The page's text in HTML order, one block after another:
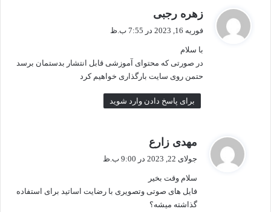
زهره رجبی
فوریه 16, 2023 در 7:55 ب.ظ
با سلام
در صورتی که محتوای آموزشی قابل انتشار بدستمان برسد
حتمن روی سایت بارگذاری خواهیم کرد
برای پاسخ دادن وارد شوید
مهدی زارع
:
جولای 22, 2023 در 9:00 ب.ظ
سلام وقت بخیر
فایل های صوتی وتصویری با رضایت اساتید برای استفاده
گذاشته میشه؟